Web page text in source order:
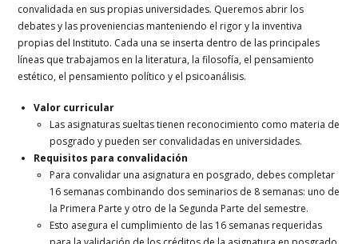
convalidada en sus propias universidades. Queremos abrir los
debates y las proveniencias manteniendo el rigor y la inventiva
propias del Instituto. Cada una se inserta dentro de las principales
líneas que trabajamos en la literatura, la filosofía, el pensamiento
estético, el pensamiento político y el psicoanálisis.
Valor curricular
Las asignaturas sueltas tienen reconocimiento como materia de
posgrado y pueden ser convalidadas en universidades.
Requisitos para convalidación
Para convalidar una asignatura en posgrado, debes completar
16 semanas combinando dos seminarios de 8 semanas: uno de
la Primera Parte y otro de la Segunda Parte del semestre.
Esto asegura el cumplimiento de las 16 semanas requeridas